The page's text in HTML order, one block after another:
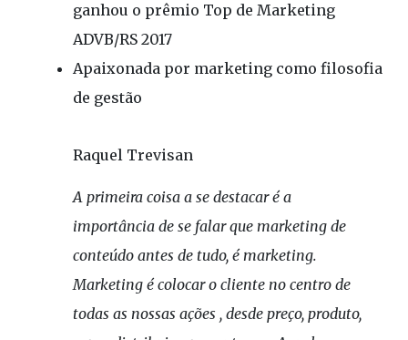
ganhou o prêmio Top de Marketing
ADVB/RS 2017
Apaixonada por marketing como filosofia
de gestão
Raquel Trevisan
A primeira coisa a se destacar é a
importância de se falar que marketing de
conteúdo antes de tudo, é marketing.
Marketing é colocar o cliente no centro de
todas as nossas ações , desde preço, produto,